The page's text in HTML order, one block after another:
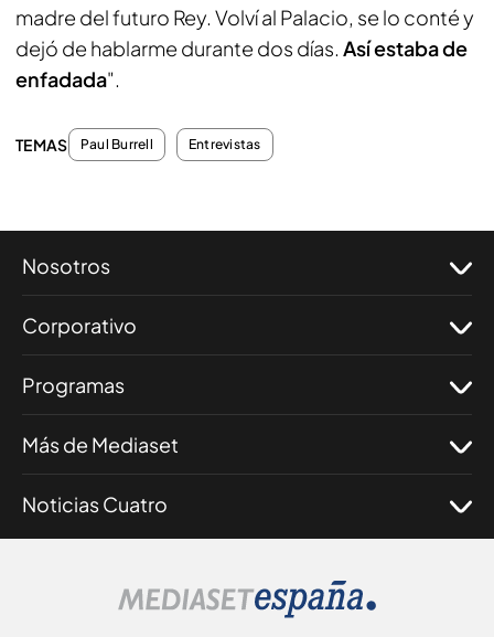
madre del futuro Rey. Volví al Palacio, se lo conté y
dejó de hablarme durante dos días. Así estaba de
enfadada".
TEMAS Paul Burrell Entrevistas
Nosotros
Corporativo
Programas
Más de Mediaset
Noticias Cuatro